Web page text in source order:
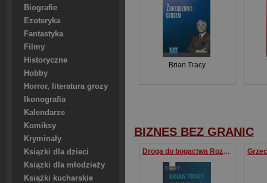
Biografie
Ezoteryka
Fantastyka
Filmy
Historyczne
Hobby
Horror, literatura grozy
Ikonografia
Kalendarze
Komiksy
Kryminały
Ksiązki dla dzieci
Ksiązki dla młodzieży
Książki kucharskie
Brian Tracy
BIZNES BEZ GRANIC
Droga do bogactwa Rozpocznij podróż... do spełnienia przedsiębiorczych ambicji